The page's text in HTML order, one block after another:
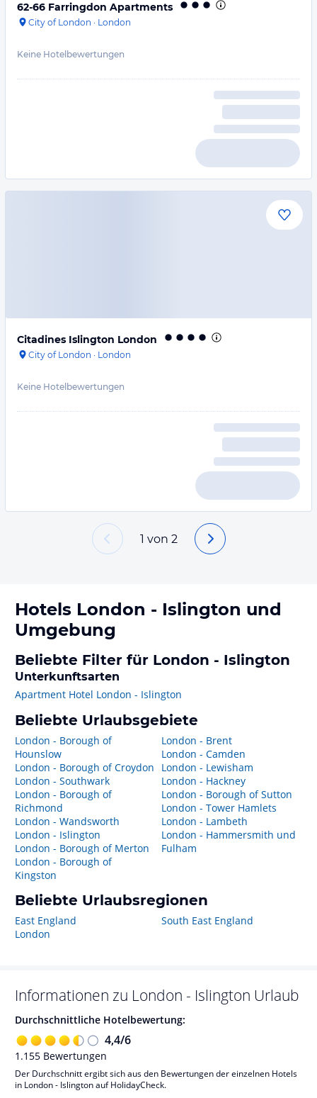
62-66 Farringdon Apartments
City of London · London
Keine Hotelbewertungen
Citadines Islington London
City of London · London
Keine Hotelbewertungen
1 von 2
Hotels London - Islington und
Umgebung
Beliebte Filter für London - Islington
Unterkunftsarten
Apartment Hotel London - Islington
Beliebte Urlaubsgebiete
London - Borough of
Hounslow
London - Borough of Croydon
London - Southwark
London - Borough of
Richmond
London - Wandsworth
London - Islington
London - Borough of Merton
London - Borough of
Kingston
London - Brent
London - Camden
London - Lewisham
London - Hackney
London - Borough of Sutton
London - Tower Hamlets
London - Lambeth
London - Hammersmith und
Fulham
Beliebte Urlaubsregionen
East England
London
South East England
Informationen zu London - Islington Urlaub
Durchschnittliche Hotelbewertung:
4,4/6
1.155 Bewertungen
Der Durchschnitt ergibt sich aus den Bewertungen der einzelnen Hotels
in London - Islington auf HolidayCheck.